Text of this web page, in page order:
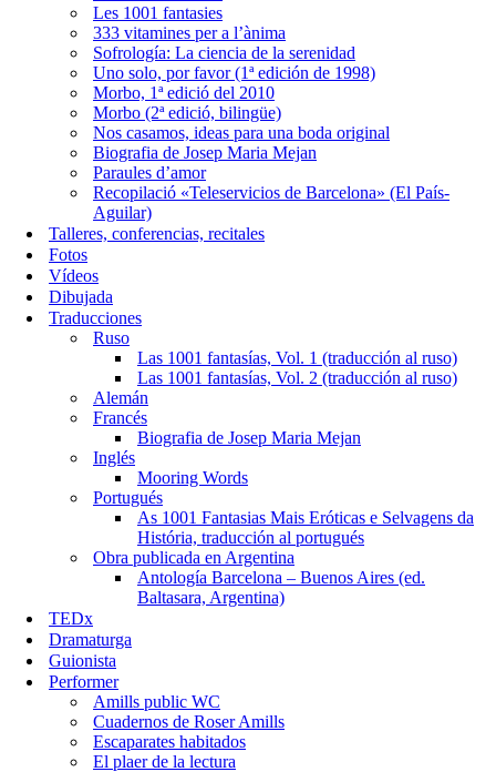
Les 1001 fantasies
333 vitamines per a l’ànima
Sofrología: La ciencia de la serenidad
Uno solo, por favor (1ª edición de 1998)
Morbo, 1ª edició del 2010
Morbo (2ª edició, bilingüe)
Nos casamos, ideas para una boda original
Biografia de Josep Maria Mejan
Paraules d’amor
Recopilació «Teleservicios de Barcelona» (El País-
Aguilar)
Talleres, conferencias, recitales
Fotos
Vídeos
Dibujada
Traducciones
Ruso
Las 1001 fantasías, Vol. 1 (traducción al ruso)
Las 1001 fantasías, Vol. 2 (traducción al ruso)
Alemán
Francés
Biografia de Josep Maria Mejan
Inglés
Mooring Words
Portugués
As 1001 Fantasias Mais Eróticas e Selvagens da
História, traducción al portugués
Obra publicada en Argentina
Antología Barcelona – Buenos Aires (ed.
Baltasara, Argentina)
TEDx
Dramaturga
Guionista
Performer
Amills public WC
Cuadernos de Roser Amills
Escaparates habitados
El plaer de la lectura